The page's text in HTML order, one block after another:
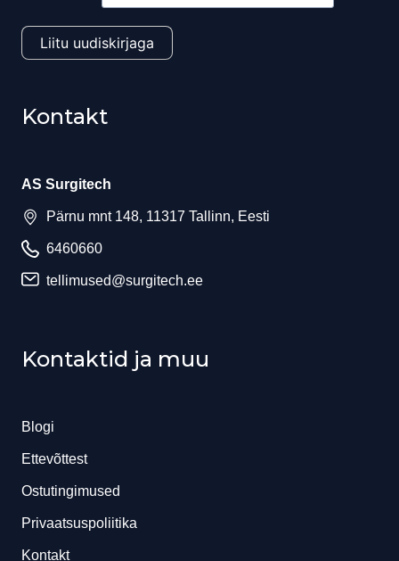
Kontakt
AS Surgitech
Pärnu mnt 148, 11317 Tallinn, Eesti
6460660
tellimused@surgitech.ee
Kontaktid ja muu
Blogi
Ettevõttest
Ostutingimused
Privaatsuspoliitika
Kontakt